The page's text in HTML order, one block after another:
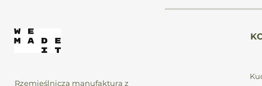
Rzemieślnicza manufaktura z